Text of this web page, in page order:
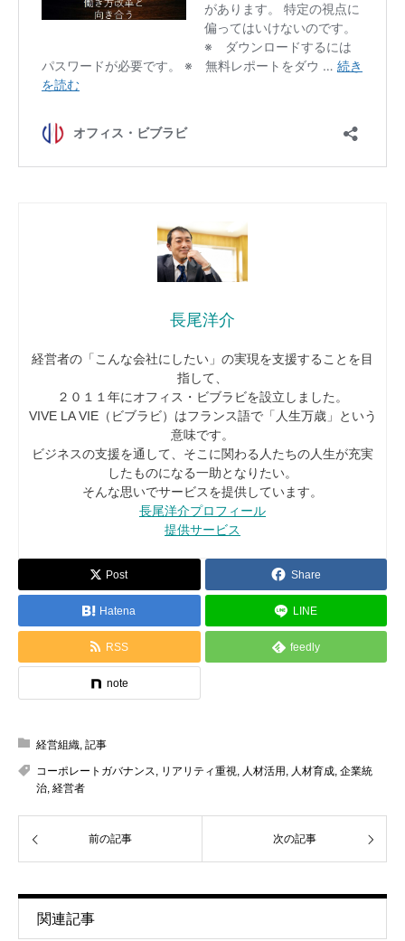
長尾洋介
経営者の「こんな会社にしたい」の実現を支援することを目
指して、
２０１１年にオフィス・ビブラビを設立しました。
VIVE LA VIE（ビブラビ）はフランス語で「人生万歳」という
意味です。
ビジネスの支援を通して、そこに関わる人たちの人生が充実
したものになる一助となりたい。
そんな思いでサービスを提供しています。
長尾洋介プロフィール
提供サービス
Post Share
Hatena LINE
RSS feedly
note
経営組織, 記事
コーポレートガバナンス, リアリティ重視, 人材活用, 人材育成, 企業統
治, 経営者
前の記事 次の記事
関連記事